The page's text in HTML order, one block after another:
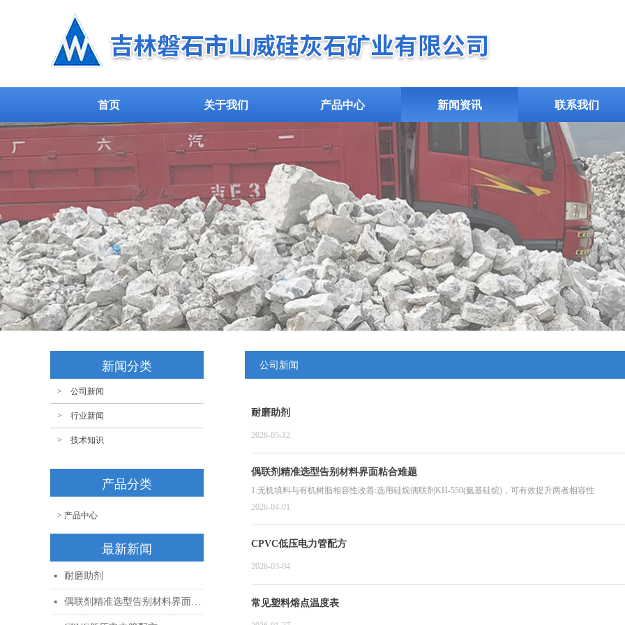
首页 关于我们 产品中心 新闻资讯 联系我们
新闻分类
产品分类
> 产品中心
最新新闻
公司新闻
넷 耐磨助剂
넷 偶联剂精准选型告别材料界面粘合难题
> 公司新闻
> 行业新闻
> 技术知识
耐磨助剂
2026-05-12
偶联剂精准选型告别材料界面粘合难题
1.无机填料与有机树脂相容性改善:选用硅烷偶联剂KH-550(氨基硅烷)，可有效提升两者相容性
2026-04-01
CPVC低压电力管配方
2026-03-04
常见塑料熔点温度表